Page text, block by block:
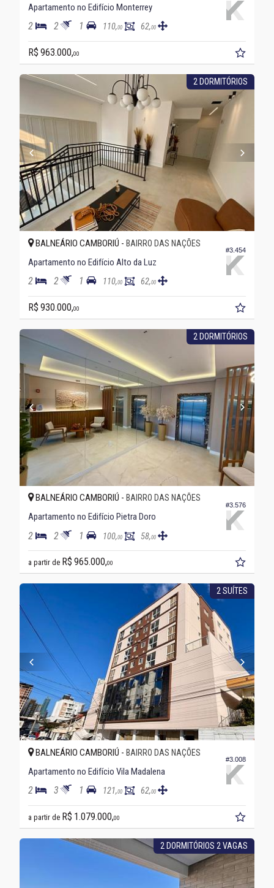
Apartamento no Edifício Monterrey
2 2 1 110,00 62,00
R$ 963.000,00
2 DORMITÓRIOS
#3.454
BALNEÁRIO CAMBORIÚ - BAIRRO DAS NAÇÕES
Apartamento no Edifício Alto da Luz
2 2 1 110,00 62,00
R$ 930.000,00
2 DORMITÓRIOS
#3.576
BALNEÁRIO CAMBORIÚ - BAIRRO DAS NAÇÕES
Apartamento no Edifício Pietra Doro
2 2 1 100,00 58,00
a partir de R$ 965.000,00
2 SUÍTES
#3.008
BALNEÁRIO CAMBORIÚ - BAIRRO DAS NAÇÕES
Apartamento no Edifício Vila Madalena
2 3 1 121,00 62,00
a partir de R$ 1.079.000,00
2 DORMITÓRIOS 2 VAGAS